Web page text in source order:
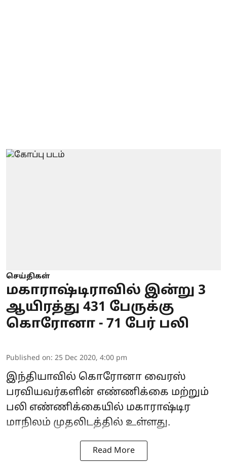
செய்திகள்
மகாராஷ்டிராவில் இன்று 3
ஆயிரத்து 431 பேருக்கு
கொரோனா - 71 பேர் பலி
Published on: 25 Dec 2020, 4:00 pm
இந்தியாவில் கொரோனா வைரஸ்
பரவியவர்களின் எண்ணிக்கை மற்றும்
பலி எண்ணிக்கையில் மகாராஷ்டிர
மாநிலம் முதலிடத்தில் உள்ளது.
Read More